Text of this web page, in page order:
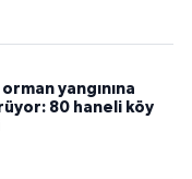
yangınına
80 haneli köy